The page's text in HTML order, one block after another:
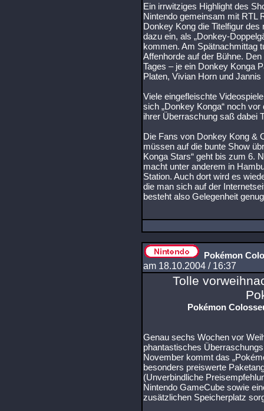
Ein irrwitziges Highlight des
Nintendo gemeinsam mit RTL
Donkey Kong die Titelfigur
dazu ein, als „Donkey-
kommen. Am Spätnachmittag
Affenhorde auf der Bühne.
Tages – je ein Donkey Konga
Platen, Vivian Horn und Jannis
Viele eingefleischte
sich „Donkey Konga“ noch
ihrer Überraschung saß dabei
Die Fans von Donkey Kong &
müssen auf die bunte Show
Konga Stars“ geht bis zum 6.
macht unter anderem in
Station. Auch dort wird es
die man sich auf der
besteht also Gelegenheit
Pokémon
am 18.10.2004 / 16:37
Tolle
Pokémon
Genau sechs Wochen vor
phantastisches
November kommt das
besonders preiswerte
(Unverbindliche
Nintendo GameCube sowie
zusätzlichen Speicherplatz